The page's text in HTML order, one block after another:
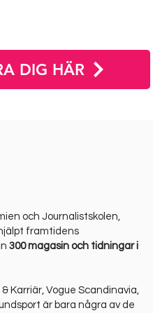
DIG HÄR
och Journalistskolen,
framtidens
300 magasin och tidningar i
Karriär, Vogue Scandinavia,
är bara några av de